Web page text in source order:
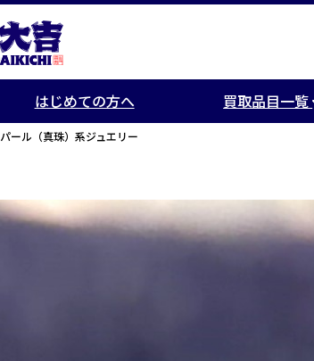
はじめての方へ 買取品目一覧
パール（真珠）系ジュエリー